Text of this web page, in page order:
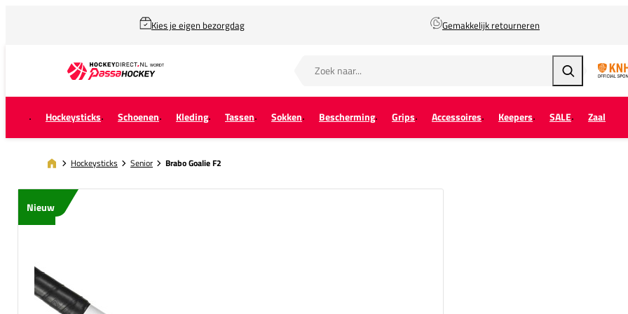
Kies je eigen bezorgdag Gemakkelijk retourneren
Zoeken
Hockeysticks Schoenen Kleding Tassen Sokken Bescherming Grips Accessoires Keepers SALE Zaal
Hockeysticks Senior Brabo Goalie F2
Nieuw